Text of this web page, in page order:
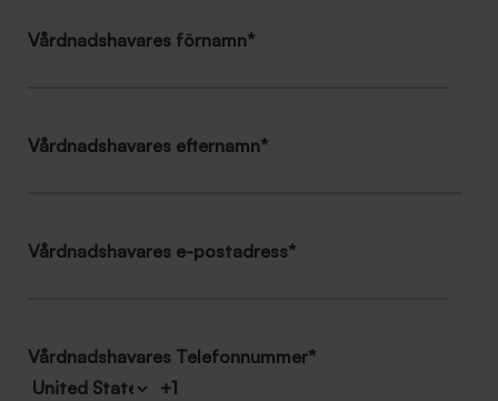
Vårdnadshavares förnamn*
Vårdnadshavares efternamn*
Vårdnadshavares e-postadress*
Vårdnadshavares Telefonnummer*